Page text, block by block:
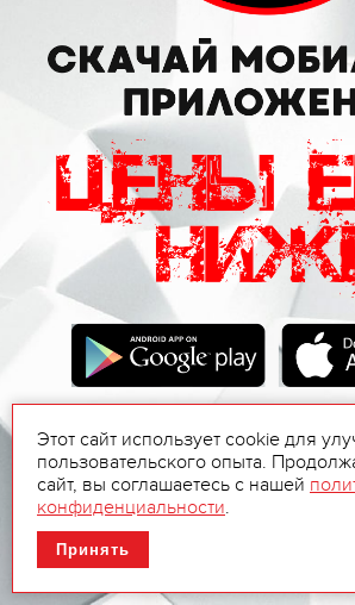
Этот сайт использует cookie для
пользовательского опыта.
сайт, вы соглашаетесь с нашей
конфиденциальности.
Принять